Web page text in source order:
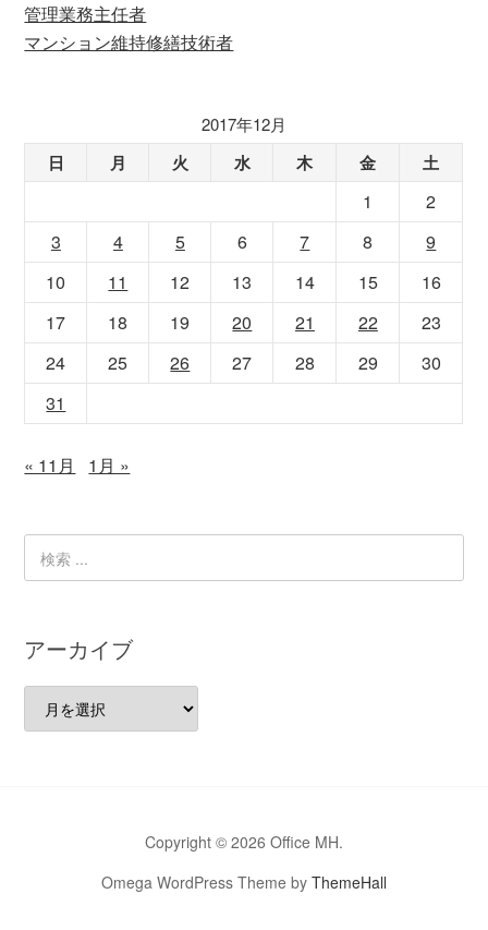
管理業務主任者
マンション維持修繕技術者
2017年12月
日 月 火 水 木 金 土
1
2
3
4 5 6 7 8
9
10
11 12 13 14 15
16
17
18 19 20 21 22
23
24
25 26 27 28 29
30
31
« 11月 1月 »
アーカイブ
ー
Copyright © 2026 Office MH.
Omega WordPress Theme by ThemeHall